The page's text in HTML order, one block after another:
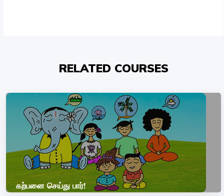
RELATED COURSES
கற்பனை செய்து பார்!